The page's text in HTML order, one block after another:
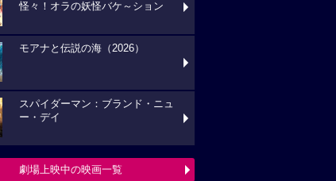
怪々！オラの妖怪バケ～ション
モアナと伝説の海（2026）
スパイダーマン：ブランド・ニュ
ー・デイ
劇場上映中の映画一覧